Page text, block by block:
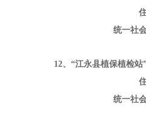
统一社
12、“江永县植保植检站
统一社